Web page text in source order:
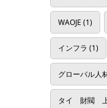
WAOJE (1)
インフラ (1)
グローバル人
タイ 財閥